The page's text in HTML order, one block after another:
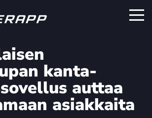
kanta-
auttaa
asiakkaita